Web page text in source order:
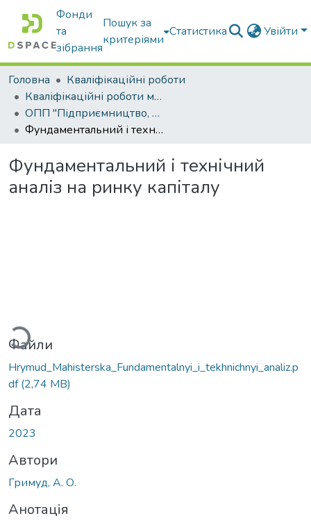
Фонди
та
зібрання
Пошук за
критеріями
Статистика Увійти
Головна
Кваліфікаційні роботи
Кваліфікаційні роботи магістрів
ОПП "Підприємництво, торгівля та біржова діяльність"
Фундаментальний і технічний аналіз на ринку капіталу
Фундаментальний і технічний
аналіз на ринку капіталу
Файли
Hrymud_Mahisterska_Fundamentalnyi_i_tekhnichnyi_analiz.p
df(2,74 MB)
Дата
2023
Автори
Гримуд, А. О.
Анотація